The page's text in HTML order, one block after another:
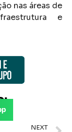
nas áreas de
e
NEXT